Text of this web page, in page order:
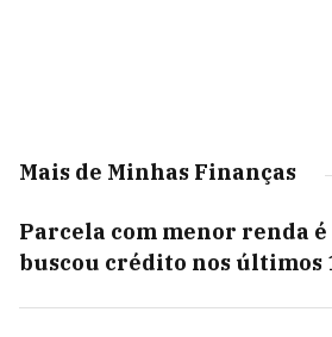
Mais de Minhas Finanças
Parcela com menor renda é
buscou crédito nos últimos